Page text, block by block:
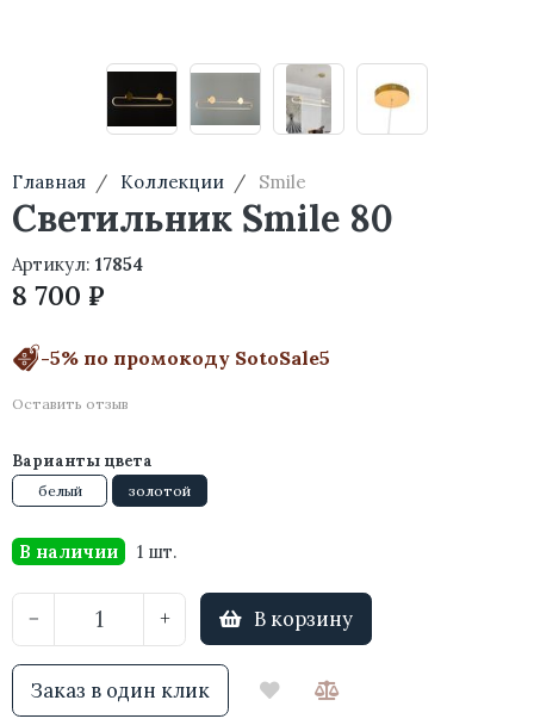
Главная Коллекции Smile
Светильник Smile 80
Артикул: 17854
8 700 ₽
-5% по промокоду SotoSale5
Оставить отзыв
Варианты цвета
белый золотой
В наличии 1 шт.
− + В корзину
Заказ в один клик